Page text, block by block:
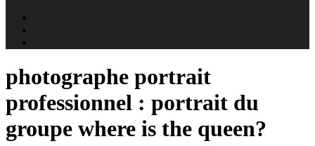
photographe portrait
professionnel : portrait du
groupe where is the queen?